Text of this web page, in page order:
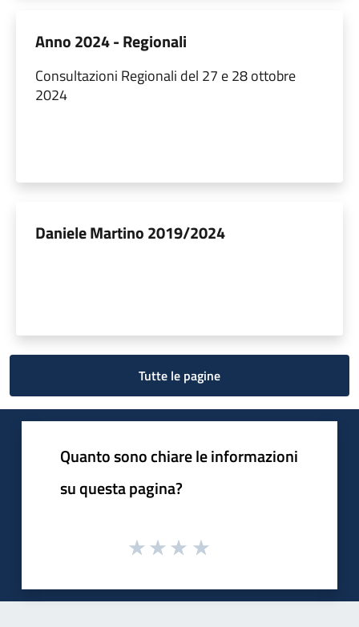
Anno 2024 - Regionali
Consultazioni Regionali del 27 e 28 ottobre
2024
Daniele Martino 2019/2024
Tutte le pagine
Quanto sono chiare le informazioni
su questa pagina?